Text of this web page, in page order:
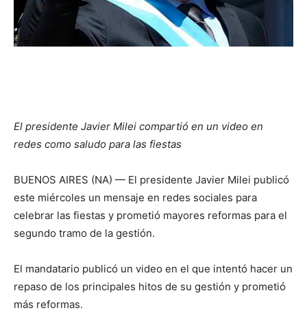
El presidente Javier Milei compartió en un video en
redes como saludo para las fiestas
BUENOS AIRES (NA) — El presidente Javier Milei publicó
este miércoles un mensaje en redes sociales para
celebrar las fiestas y prometió mayores reformas para el
segundo tramo de la gestión.
El mandatario publicó un video en el que intentó hacer un
repaso de los principales hitos de su gestión y prometió
más reformas.